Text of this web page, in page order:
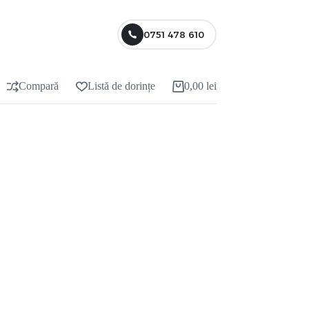
0751 478 610
Compară Listă de dorințe 0,00 lei